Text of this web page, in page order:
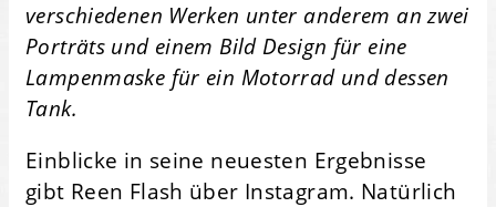
verschiedenen Werken unter anderem an zwei
Porträts und einem Bild Design für eine
Lampenmaske für ein Motorrad und dessen
Tank.
Einblicke in seine neuesten Ergebnisse
gibt Reen Flash über Instagram. Natürlich